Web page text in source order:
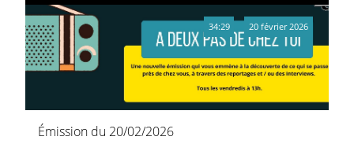
Émission du 20/02/2026
34:29 20 février 2026